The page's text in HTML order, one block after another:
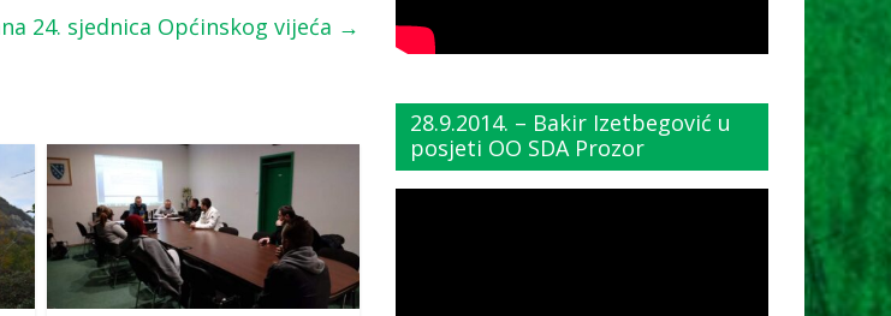
24. sjednica Općinskog vijeća →
28.9.2014. – Bakir Izetbegović u
posjeti OO SDA Prozor